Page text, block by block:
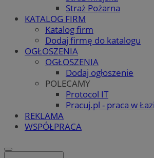
Straż Pożarna
KATALOG FIRM
Katalog firm
Dodaj firmę do katalogu
OGŁOSZENIA
OGŁOSZENIA
Dodaj ogłoszenie
POLECAMY
Protocol IT
Pracuj.pl - praca w
REKLAMA
WSPÓŁPRACA